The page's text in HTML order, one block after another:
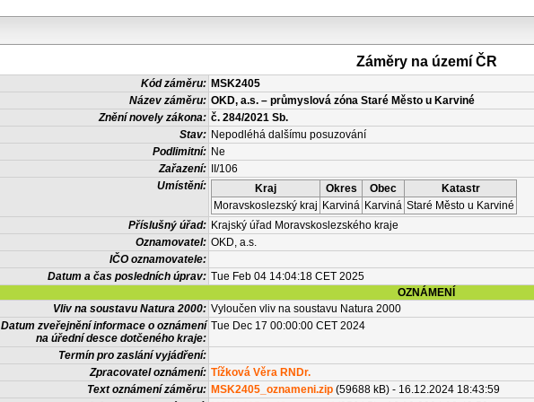
Záměry na území ČR
Kód záměru: MSK2405
Název záměru: OKD, a.s. – průmyslová zóna Staré Město u Karviné
Znění novely zákona: č. 284/2021 Sb.
Stav: Nepodléhá dalšímu posuzování
Podlimitní: Ne
Zařazení:
II/106
Umístění:
Kraj Okres Obec
Katastr
Moravskoslezský kraj Karviná Karviná Staré Město u Karviné
Příslušný úřad: Krajský úřad Moravskoslezského kraje
Oznamovatel: OKD, a.s.
IČO oznamovatele:
Datum a čas posledních úprav: Tue Feb 04 14:04:18 CET 2025
OZNÁMENÍ
Vliv na soustavu Natura 2000: Vyloučen vliv na soustavu Natura 2000
Datum zveřejnění informace o oznámení
na úřední desce dotčeného kraje:
Tue Dec 17 00:00:00 CET 2024
Termín pro zaslání vyjádření:
Zpracovatel oznámení: Tížková Věra RNDr.
Text oznámení záměru: MSK2405_oznameni.zip (59688 kB) - 16.12.2024 18:43:59